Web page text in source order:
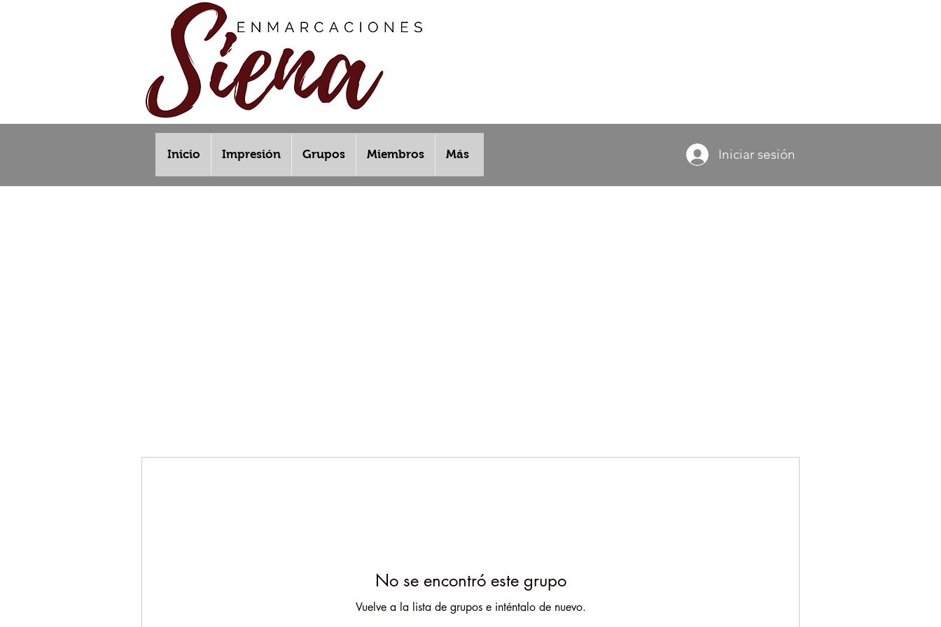
Inicio Impresión Grupos Miembros Más Iniciar sesión
No se encontró este grupo
Vuelve a la lista de grupos e inténtalo de nuevo.